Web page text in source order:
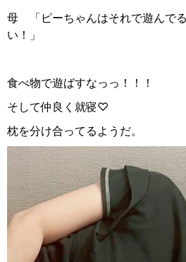
母 「ピーちゃんはそれで遊んで
い！」
食べ物で遊ばすなっっ！！！
そして仲良く就寝♡
枕を分け合ってるようだ。